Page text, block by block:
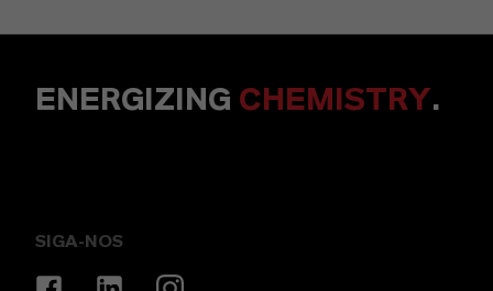
ENERGIZING CHEMISTRY.
SIGA-NOS